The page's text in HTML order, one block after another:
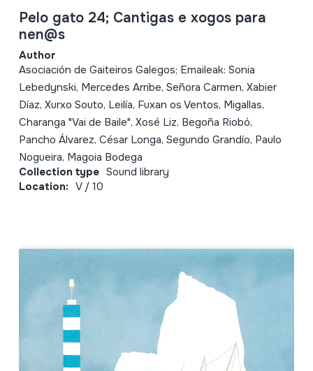
Pelo gato 24; Cantigas e xogos para
nen@s
Author
Asociación de Gaiteiros Galegos; Emaileak: Sonia
Lebedynski, Mercedes Arribe, Señora Carmen, Xabier
Díaz, Xurxo Souto, Leilía, Fuxan os Ventos, Migallas,
Charanga "Vai de Baile", Xosé Liz, Begoña Riobó,
Pancho Álvarez, César Longa, Segundo Grandío, Paulo
Nogueira, Magoia Bodega
Collection type Sound library
Location: V / 10